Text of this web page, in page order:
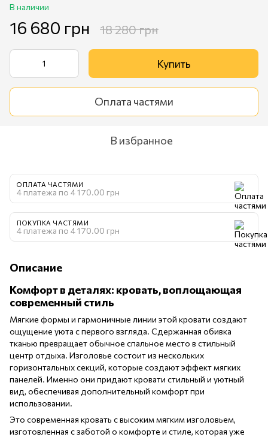
В наличии
16 680 грн 18 280 грн
Купить
Оплата частями
В избранное
ОПЛАТА ЧАСТЯМИ
4 платежа по 4 170.00 грн
ПОКУПКА ЧАСТЯМИ
4 платежа по 4 170.00 грн
Описание
Комфорт в деталях: кровать, воплощающая
современный стиль
Мягкие формы и гармоничные линии этой кровати создают
ощущение уюта с первого взгляда. Сдержанная обивка
тканью превращает обычное спальное место в стильный
центр отдыха. Изголовье состоит из нескольких
горизонтальных секций, которые создают эффект мягких
панелей. Именно они придают кровати стильный и уютный
вид, обеспечивая дополнительный комфорт при
использовании.
Это современная кровать с высоким мягким изголовьем,
изготовленная с заботой о комфорте и стиле, которая уже